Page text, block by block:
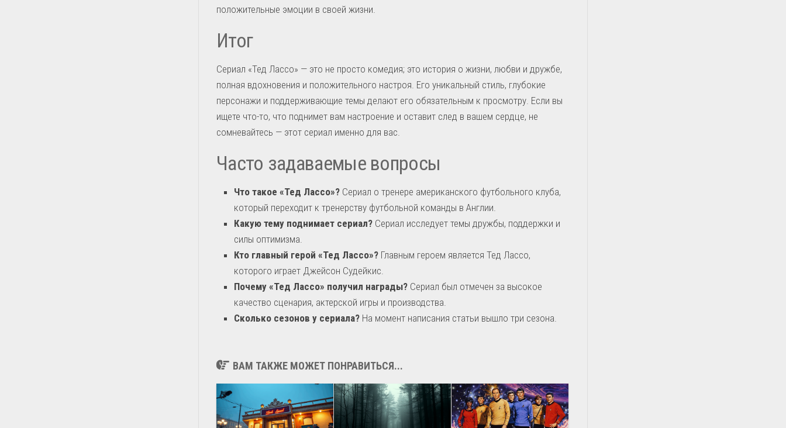
положительные эмоции в своей жизни.
Итог
Сериал «Тед Лассо» — это не просто комедия; это история о жизни, любви и дружбе,
полная вдохновения и положительного настроя. Его уникальный стиль, глубокие
персонажи и поддерживающие темы делают его обязательным к просмотру. Если вы
ищете что-то, что поднимет вам настроение и оставит след в вашем сердце, не
сомневайтесь — этот сериал именно для вас.
Часто задаваемые вопросы
Что такое «Тед Лассо»? Сериал о тренере американского футбольного клуба,
который переходит к тренерству футбольной команды в Англии.
Какую тему поднимает сериал? Сериал исследует темы дружбы, поддержки и
силы оптимизма.
Кто главный герой «Тед Лассо»? Главным героем является Тед Лассо,
которого играет Джейсон Судейкис.
Почему «Тед Лассо» получил награды? Сериал был отмечен за высокое
качество сценария, актерской игры и производства.
Сколько сезонов у сериала? На момент написания статьи вышло три сезона.
ВАМ ТАКЖЕ МОЖЕТ ПОНРАВИТЬСЯ...